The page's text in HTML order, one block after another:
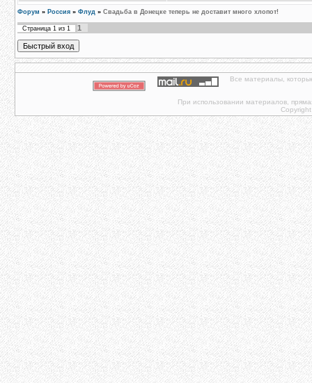
Форум » Россия » Флуд » Свадьба в Донецке теперь не доставит много хлопот!
Страница 1 из 1 1
Все материалы,
При использовании материалов,